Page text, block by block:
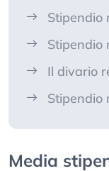
Stipendio
Stipendio
Il divario
Stipendio
Media